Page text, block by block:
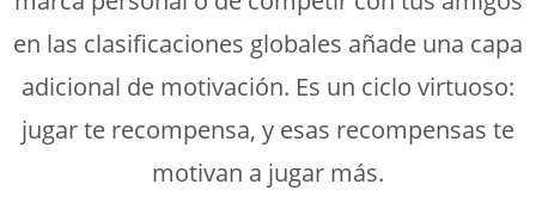
en las clasificaciones globales añade una capa
adicional de motivación. Es un ciclo virtuoso:
jugar te recompensa, y esas recompensas te
motivan a jugar más.